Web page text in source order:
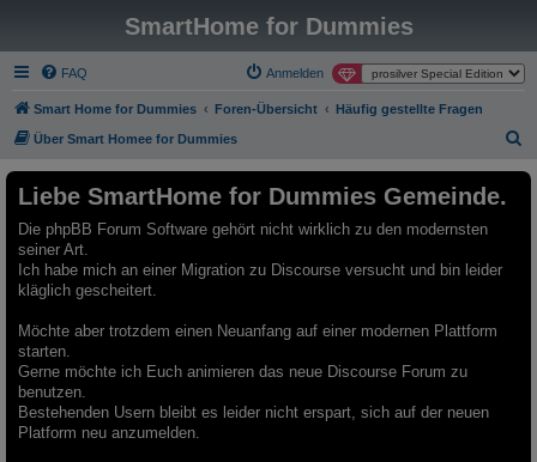
SmartHome for Dummies
FAQ Anmelden
Smart Home for Dummies Foren-Übersicht Häufig gestellte Fragen
Über Smart Homee for Dummies
Liebe SmartHome for Dummies Gemeinde.
Die phpBB Forum Software gehört nicht wirklich zu den modernsten
seiner Art.
Ich habe mich an einer Migration zu Discourse versucht und bin leider
kläglich gescheitert.
Möchte aber trotzdem einen Neuanfang auf einer modernen Plattform
starten.
Gerne möchte ich Euch animieren das neue Discourse Forum zu
benutzen.
Bestehenden Usern bleibt es leider nicht erspart, sich auf der neuen
Platform neu anzumelden.